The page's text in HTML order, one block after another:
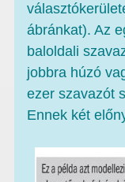
ábránkat). Az
baloldali
jobbra húzó
ezer szavazót
Ennek két